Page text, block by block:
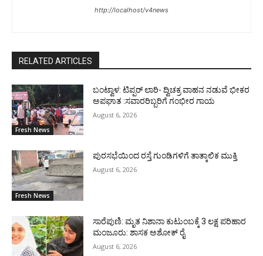
http://localhost/v4news
RELATED ARTICLES
Fresh News
ಬಂಟ್ವಾಳ: ಟಿಪ್ಪರ್ ಲಾರಿ- ದ್ವಿಚಕ್ರ ವಾಹನ ನಡುವೆ ಭೀಕರ
ಅಪಘಾತ :ಸವಾರರಿಬ್ಬರಿಗೆ ಗಂಭೀರ ಗಾಯ
August 6, 2026
Fresh News
ಪುರಸಭೆಯಿಂದ ರಸ್ತೆ ಗುಂಡಿಗಳಿಗೆ ತಾತ್ಕಾಲಿಕ ಮುಕ್ತಿ
August 6, 2026
ಸಾರೆಪುಣಿ: ಮೃತ ನಿಶಾನಾ ಕುಟುಂಬಕ್ಕೆ 3 ಲಕ್ಷ ಪರಿಹಾರ
ಮಂಜೂರು: ಶಾಸಕ ಅಶೋಕ್ ರೈ
August 6, 2026